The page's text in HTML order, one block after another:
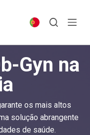
Gyn na
os mais altos
solução abrangente
de saúde.